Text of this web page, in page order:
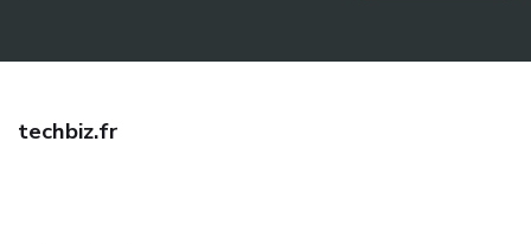
techbiz.fr